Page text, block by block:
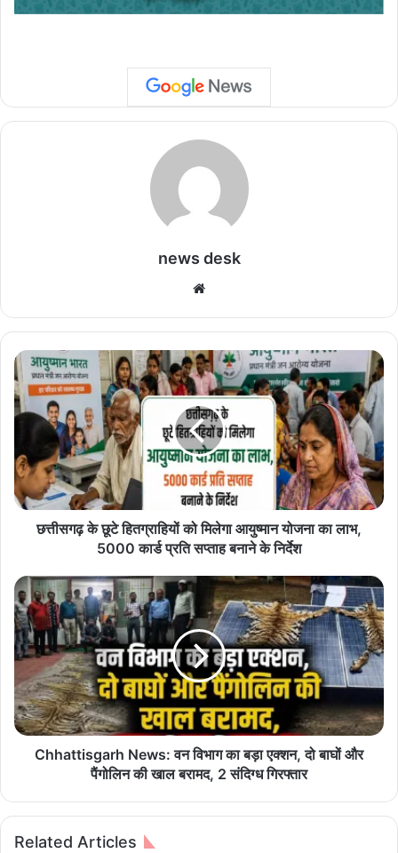
news desk
te
छ
त्ती
स
ग
के
छू
हि
यों
को
मि
ले
गा
आ
यु
ष्मा
न
का
भ
छत्तीसगढ़ के छूटे हितग्राहियों को मिलेगा आयुष्मान योजना का लाभ,
5000 कार्ड प्रति सप्ताह बनाने के निर्देश
C
h
h
a
t
i
s
g
w
Chhattisgarh News: वन विभाग का बड़ा एक्शन, दो बाघों और
पैंगोलिन की खाल बरामद, 2 संदिग्ध गिरफ्तार
Related Articles